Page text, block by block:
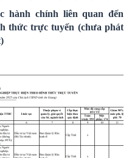
hành chính liên quan đến
thức trực tuyến (chưa phát